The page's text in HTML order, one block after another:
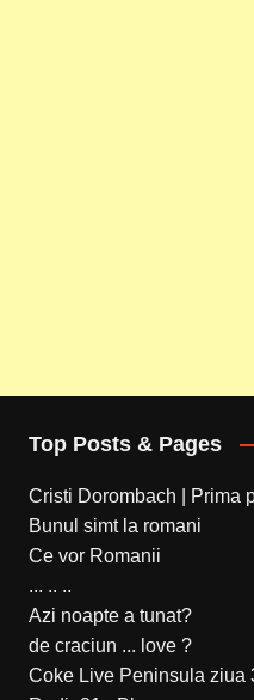
Top Posts & Pages
Cristi Dorombach | Prima
Bunul simt la romani
Ce vor Romanii
... .. ..
Azi noapte a tunat?
de craciun ... love ?
Coke Live Peninsula ziua